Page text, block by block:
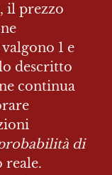
il prezzo
1 e
descritto
continua
di
reale.